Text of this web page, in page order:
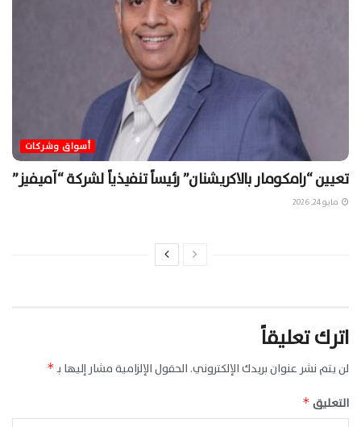
أسواق وشركات
تعيين “رامكومار بالاكريشنان” رئيساً تنفيذياً لشركة “آميفيز”
مايو 24, 2026
اترك تعليقاً
لن يتم نشر عنوان بريدك الإلكتروني. الحقول الإلزامية مشار إليها بـ*
التعليق *